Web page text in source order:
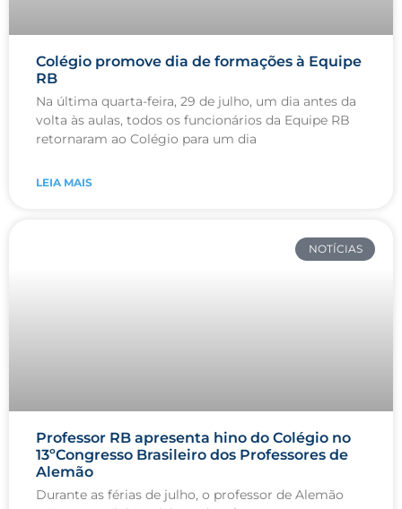
Colégio promove dia de formações à Equipe
RB
Na última quarta-feira, 29 de julho, um dia antes da
volta às aulas, todos os funcionários da Equipe RB
retornaram ao Colégio para um dia
LEIA MAIS
NOTÍCIAS
Professor RB apresenta hino do Colégio no
13ºCongresso Brasileiro dos Professores de
Alemão
Durante as férias de julho, o professor de Alemão